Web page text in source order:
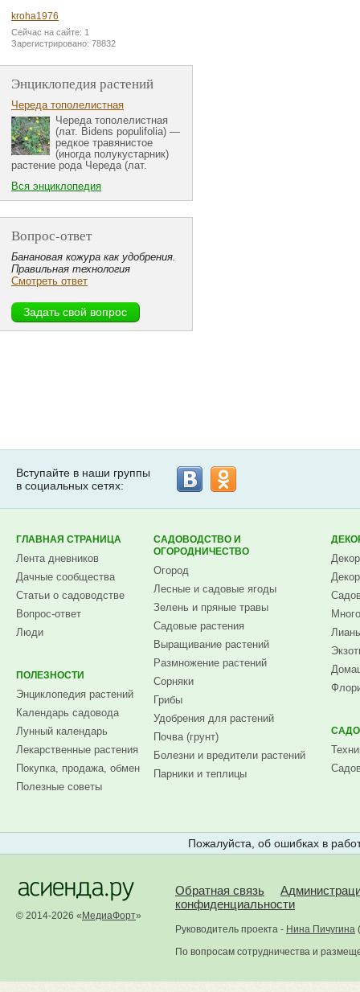
kroha1976
Сейчас на сайте: 1
Зарегистрировано: 78832
Энциклопедия растений
Череда тополелистная
Череда тополелистная
(лат. Bidens populifolia) —
редкое травянистое
(иногда полукустарник)
растение рода Череда (лат.
Вся энциклопедия
Вопрос-ответ
Банановая кожура как удобрения.
Правильная технология
Смотреть ответ
Вступайте в наши группы
в социальных сетях:
ГЛАВНАЯ СТРАНИЦА
Лента дневников
Дачные сообщества
Статьи о садоводстве
Вопрос-ответ
Люди
ПОЛЕЗНОСТИ
Энциклопедия растений
Календарь садовода
Лунный календарь
Лекарственные растения
Покупка, продажа, обмен
Полезные советы
САДОВОДСТВО И
ОГОРОДНИЧЕСТВО
Огород
Лесные и садовые ягоды
Зелень и пряные травы
Садовые растения
Выращивание растений
Размножение растений
Сорняки
Грибы
Удобрения для растений
Почва (грунт)
Болезни и вредители растений
Парники и теплицы
Пожалуйста, об ошибках в
© 2014-2026 « МедиаФорт»
Обратная связь
конфиденциальности
Руководитель проекта - Нина Пичугина (
По вопросам сотрудничества и